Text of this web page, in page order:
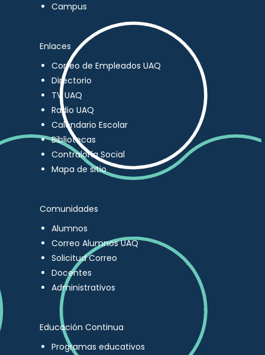
Campus
Enlaces
Correo de Empleados UAQ
Directorio
TV UAQ
Radio UAQ
Calendario Escolar
Bibliotecas
Contraloría Social
Mapa de sitio
Comunidades
Alumnos
Correo Alumnos UAQ
Solicitud Correo
Docentes
Administrativos
Educación Continua
Programas educativos